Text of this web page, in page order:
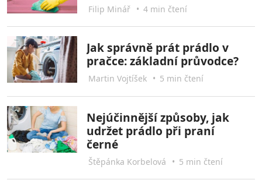
Filip Minář • 4 min čtení
Jak správně prát prádlo v
pračce: základní průvodce?
Martin Vojtíšek • 5 min čtení
Nejúčinnější způsoby, jak
udržet prádlo při praní
černé
Štěpánka Korbelová • 5 min čtení